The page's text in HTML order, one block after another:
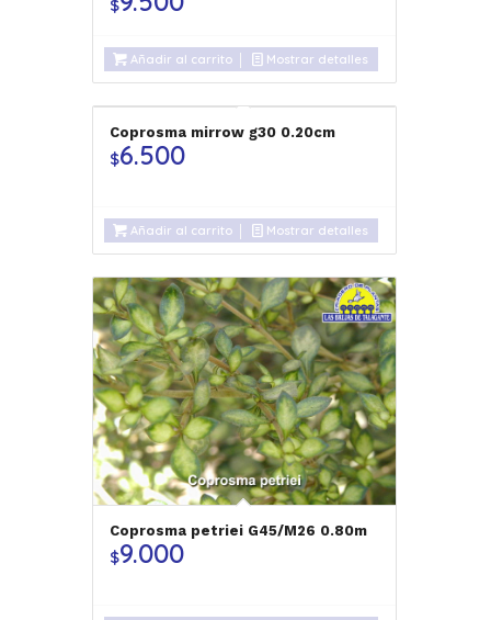
$
Añadir al carrito Mostrar detalles
Coprosma mirrow g30 0.20cm
$6.500
Añadir al carrito Mostrar detalles
Coprosma petriei G45/M26 0.80m
$9.000